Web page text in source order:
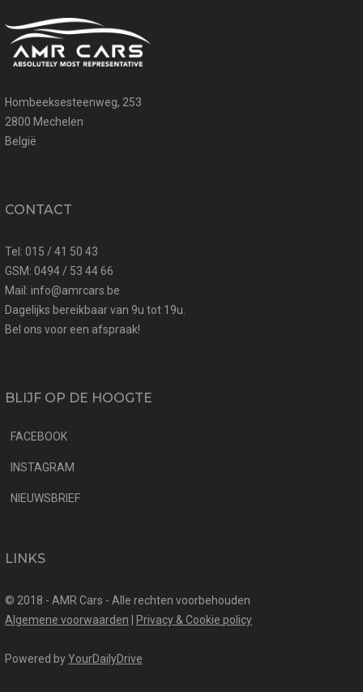
Hombeeksesteenweg, 253
2800 Mechelen
België
CONTACT
Tel: 015 / 41 50 43
GSM: 0494 / 53 44 66
Mail: info@amrcars.be
Dagelijks bereikbaar van 9u tot 19u.
Bel ons voor een afspraak!
BLIJF OP DE HOOGTE
FACEBOOK
INSTAGRAM
NIEUWSBRIEF
LINKS
© 2018 - AMR Cars - Alle rechten voorbehouden
Algemene voorwaarden
Privacy & Cookie policy
Powered byYourDailyDrive